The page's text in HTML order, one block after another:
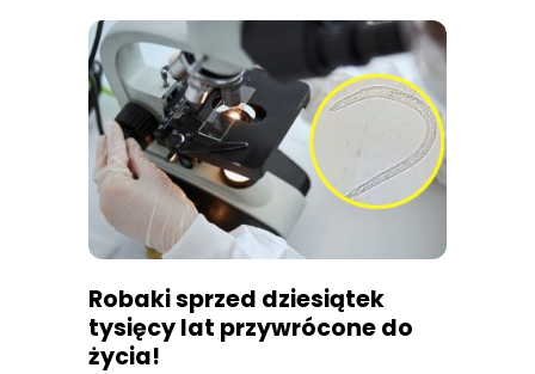
Robaki sprzed dziesiątek
tysięcy lat przywrócone do
życia!